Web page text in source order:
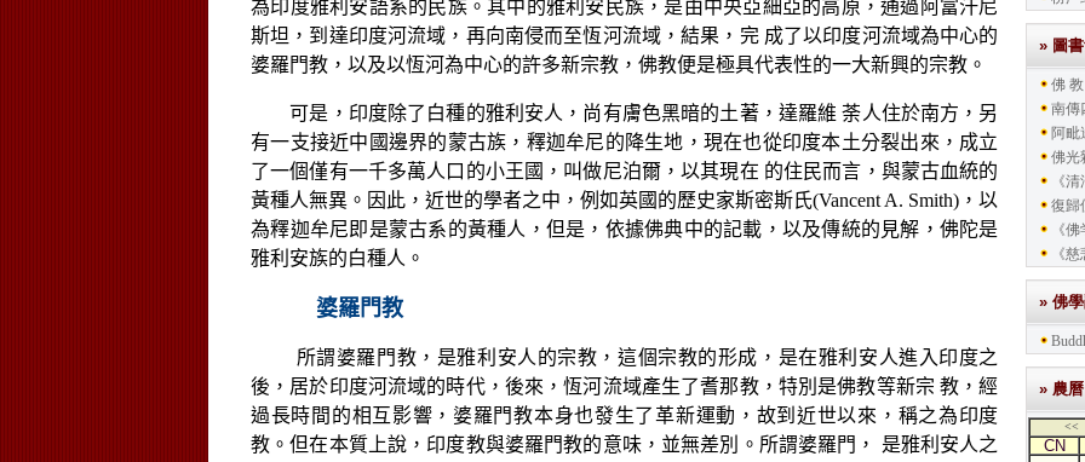
為印度雅利安語系的民族。其中的雅利安民族，是由中央亞細亞的高原，通過阿富汗尼
斯坦，到達印度河流域，再向南侵而至恆河流域，結果，完 成了以印度河流域為中心的
婆羅門教，以及以恆河為中心的許多新宗教，佛教便是極具代表性的一大新興的宗教。
可是，印度除了白種的雅利安人，尚有膚色黑暗的土著，達羅維 荼人住於南方，另
有一支接近中國邊界的蒙古族，釋迦牟尼的降生地，現在也從印度本土分裂出來，成立
了一個僅有一千多萬人口的小王國，叫做尼泊爾，以其現在 的住民而言，與蒙古血統的
黃種人無異。因此，近世的學者之中，例如英國的歷史家斯密斯氏(Vancent A. Smith) ，以
為釋迦牟尼即是蒙古系的黃種人，但是，依據佛典中的記載，以及傳統的見解，佛陀是
雅利安族的白種人。
婆羅門教
所謂婆羅門教，是雅利安人的宗教，這個宗教的形成，是在雅利安人進入印度之
後，居於印度河流域的時代，後來，恆河流域產生了耆那教，特別是佛教等新宗 教，經
過長時間的相互影響，婆羅門教本身也發生了革新運動，故到近世以來，稱之為印度
教。但在本質上說，印度教與婆羅門教的意味，並無差別。所謂婆羅門，
是雅利安人之
» 圖
佛
南傳
阿毗
佛光
《
復歸
《
《
» 佛
» 農曆
<<
CN